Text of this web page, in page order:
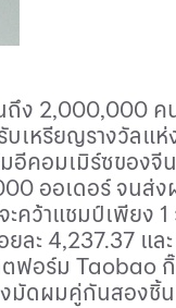
ถึง 2,000,000 ค
เหรียญรางวัลแ
อีคอมเมิร์ซของจีน
ออเดอร์ จนส่ง
ะคว้าแชมป์เพียง 1
ยละ 4,237.37 แล
ตฟอร์ม Taobao
มัดผมคู่กันสองชิ้น